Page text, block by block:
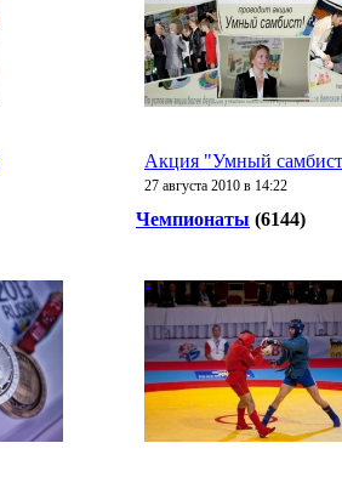
Акция "Умный
27 августа 2010 в 14:22
Чемпионаты (6144)